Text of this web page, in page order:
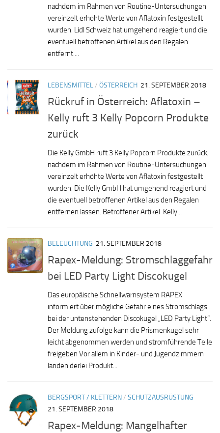
nachdem im Rahmen von Routine-Untersuchungen
vereinzelt erhöhte Werte von Aflatoxin festgestellt
wurden. Lidl Schweiz hat umgehend reagiert und die
eventuell betroffenen Artikel aus den Regalen
entfernt....
LEBENSMITTEL/ ÖSTERREICH 21. SEPTEMBER 2018
Rückruf in Österreich: Aflatoxin –
Kelly ruft 3 Kelly Popcorn Produkte
zurück
Die Kelly GmbH ruft 3 Kelly Popcorn Produkte zurück,
nachdem im Rahmen von Routine-Untersuchungen
vereinzelt erhöhte Werte von Aflatoxin festgestellt
wurden. Die Kelly GmbH hat umgehend reagiert und
die eventuell betroffenen Artikel aus den Regalen
entfernen lassen. Betroffener Artikel Kelly...
BELEUCHTUNG 21. SEPTEMBER 2018
Rapex-Meldung: Stromschlaggefahr
bei LED Party Light Discokugel
Das europäische Schnellwarnsystem RAPEX
informiert über mögliche Gefahr eines Stromschlags
bei der untenstehenden Discokugel „LED Party Light“.
Der Meldung zufolge kann die Prismenkugel sehr
leicht abgenommen werden und stromführende Teile
freigeben Vor allem in Kinder- und Jugendzimmern
landen derlei Produkt...
BERGSPORT / KLETTERN/ SCHUTZAUSRÜSTUNG
21. SEPTEMBER 2018
Rapex-Meldung: Mangelhafter